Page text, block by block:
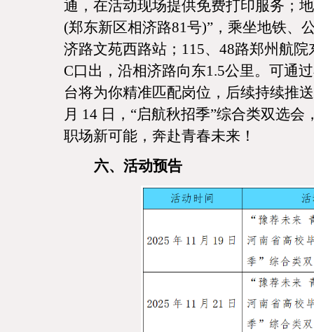
通，在活动现场提供免费打印服务；
(郑东新区相济路81号)”，乘坐地铁、
济路文苑西路站；115、48路郑州航
C口出，沿相济路向东1.5公里。可通
台将为你精准匹配岗位，后续持续推
月 14 日，“启航秋招季”综合类双选
职场新可能，奔赴青春未来！
六、活动预告